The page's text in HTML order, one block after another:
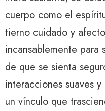
cuerpo como el
tierno cuidado y
incansablemente para
de que se sienta
interacciones suaves
un vínculo que